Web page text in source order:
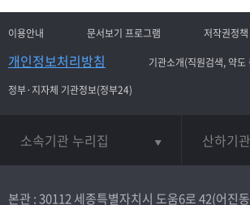
이용안내 문서보기 프로그램 저작권정책
개인정보처리방침
기관소개(직원검색, 약도
정부·지자체 기관정보(정부24)
소속기관 누리집 산하기
본관 : 30112 세종특별자치시 도움6로 42(어진